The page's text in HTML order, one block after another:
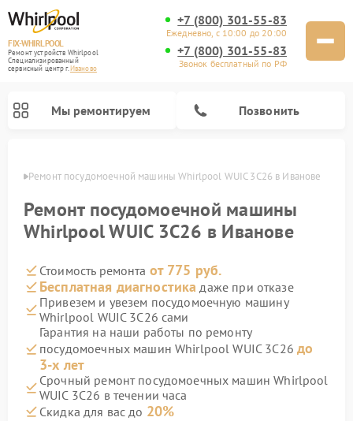
FIX-WHIRLPOOL
Ремонт устройств Whirlpool
Специализированный
cервисный центр г.Иваново
+7 (800) 301-55-83
Ежедневно, с 10:00 до 20:00
+7 (800) 301-55-83
Звонок бесплатный по РФ
Мы ремонтируем Позвонить
Ремонт посудомоечной машины Whirlpool WUIC 3C26 в Иванове
Ремонт посудомоечной машины
Whirlpool WUIC 3C26 в Иванове
Стоимость ремонта от 775 руб.
Бесплатная диагностика даже при отказе
Привезем и увезем посудомоечную машину
Whirlpool WUIC 3C26 сами
Гарантия на наши работы по ремонту
посудомоечных машин Whirlpool WUIC 3C26 до
3-х лет
Срочный ремонт посудомоечных машин Whirlpool
WUIC 3C26 в течении часа
Скидка для вас до 20%